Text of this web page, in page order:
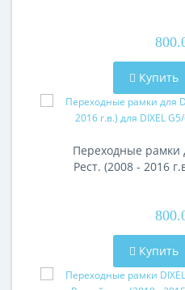
Купить
Переходные рамки
Рест. (2008 - 2016
Купить